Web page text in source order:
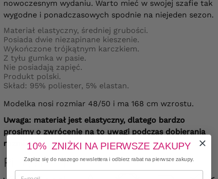
nowoczesnym wydaniu. Warto mieć w swojej szafie tak
wygodne i ponadczasowych spodnie na niejeden sezon.
Materiał elastyczny, średniej grubości.
Posiada dwie niezapinane kieszenie.
Wykończone trójkątnym karczkiem.
Z tyłu gumka w pasie.
Nie posiadają zapięć.
Produkt polski.
Skład: 95% poliester, 5% elastan.
Modelka nosi rozmiar 48/50 i ma 168 cm wzrostu.
Uwaga: materiał jest elastyczny, dlatego bardzo
prosimy o zwrócenie na to uwagi podczas dobierania
rozmiaru.
Pielęgnacja
10% ZNIŻKI NA PIERWSZE ZAKUPY
Zapisz się do naszego newslettera i odbierz rabat na pierwsze zakupy.